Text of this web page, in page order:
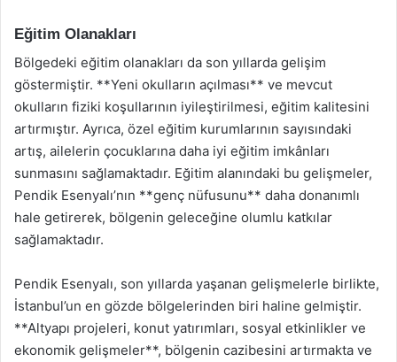
Eğitim Olanakları
Bölgedeki eğitim olanakları da son yıllarda gelişim
göstermiştir. **Yeni okulların açılması** ve mevcut
okulların fiziki koşullarının iyileştirilmesi, eğitim kalitesini
artırmıştır. Ayrıca, özel eğitim kurumlarının sayısındaki
artış, ailelerin çocuklarına daha iyi eğitim imkânları
sunmasını sağlamaktadır. Eğitim alanındaki bu gelişmeler,
Pendik Esenyalı’nın **genç nüfusunu** daha donanımlı
hale getirerek, bölgenin geleceğine olumlu katkılar
sağlamaktadır.
Pendik Esenyalı, son yıllarda yaşanan gelişmelerle birlikte,
İstanbul’un en gözde bölgelerinden biri haline gelmiştir.
**Altyapı projeleri, konut yatırımları, sosyal etkinlikler ve
ekonomik gelişmeler**, bölgenin cazibesini artırmakta ve